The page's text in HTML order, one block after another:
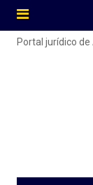
Portal jurídico